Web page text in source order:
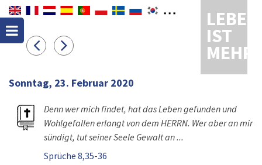
LEBEN
IST
MEHR
Sonntag, 23. Februar 2020
Denn wer mich findet, hat das Leben gefunden und
Wohlgefallen erlangt von dem HERRN. Wer aber an mir
sündigt, tut seiner Seele Gewalt an ...
Sprüche 8,35-36